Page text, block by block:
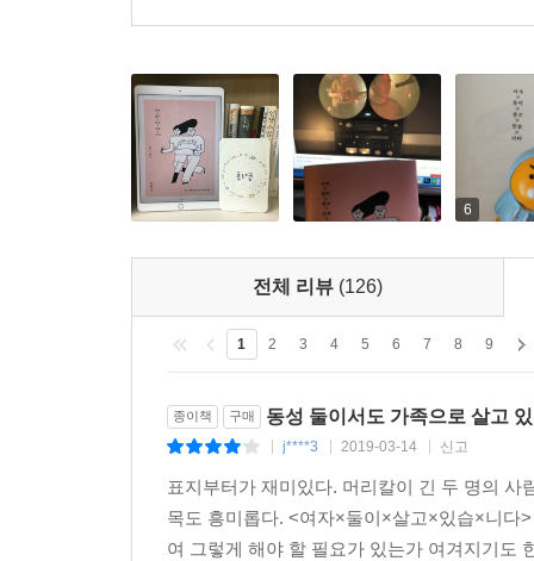
가족의 형식에 들어맞지 않는 가구의 모습들이 늘
_270~271쪽에서
혼자의 삶은 물론 좋다. 더불어 둘 혹은 셋의 삶도
발견한다면, 그것이 동성이든 이성이든 반려동
지금 자신이 두 발을 딛고 서 있는 그곳에서 자
여자 둘, 『여자 둘이 살고 있습니다』의 두 작가
6
전체 리뷰 (126)
1 2 3 4 5 6 7 8 9
종이책 구매 동성 둘이서도 가족으로 살고
j****3 2019-03-14 신고
표지부터가 재미있다. 머리칼이 긴 두 명의
목도 흥미롭다. <여자×둘이×살고×있습×니다
여 그렇게 해야 할 필요가 있는가 여겨지기도